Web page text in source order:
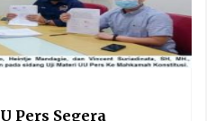
Pers Segera